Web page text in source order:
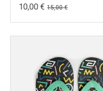
10,00 €15,00 €